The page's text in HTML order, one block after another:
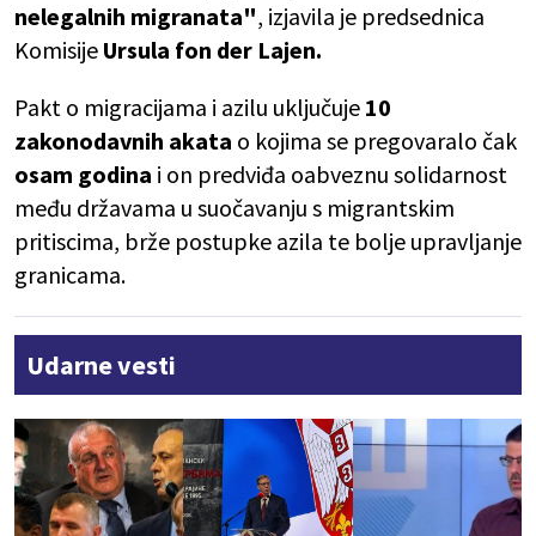
nelegalnih migranata", izjavila je predsednica
Komisije Ursula fon der Lajen.
Pakt o migracijama i azilu uključuje 10
zakonodavnih akata o kojima se pregovaralo čak
osam godina i on predviđa oabveznu solidarnost
među državama u suočavanju s migrantskim
pritiscima, brže postupke azila te bolje upravljanje
granicama.
Udarne vesti